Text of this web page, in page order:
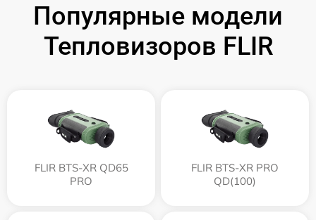
Популярные модели
Тепловизоров FLIR
FLIR BTS-XR QD65
PRO
FLIR BTS-XR PRO
QD(100)